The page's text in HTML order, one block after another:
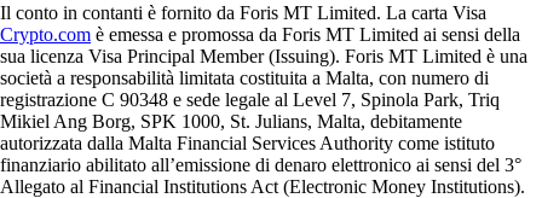
Il conto in contanti è fornito da Foris MT Limited. La carta Visa
Crypto.com è emessa e promossa da Foris MT Limited ai sensi della
sua licenza Visa Principal Member (Issuing). Foris MT Limited è una
società a responsabilità limitata costituita a Malta, con numero di
registrazione C 90348 e sede legale al Level 7, Spinola Park, Triq
Mikiel Ang Borg, SPK 1000, St. Julians, Malta, debitamente
autorizzata dalla Malta Financial Services Authority come istituto
finanziario abilitato all’emissione di denaro elettronico ai sensi del 3°
Allegato al Financial Institutions Act (Electronic Money Institutions).